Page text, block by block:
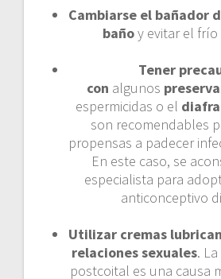
Cambiarse el bañador
bañoy evitar el frío
Tener
con algunos
espermicidas o el
son recomendables
propensas a padecer
En este caso, se
especialista para
anticonceptivo
Utilizar cremas
relaciones sexuales.
postcoital es una causa